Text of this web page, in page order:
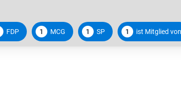
FDP 1 MCG 1 SP 1 ist Mitglied von